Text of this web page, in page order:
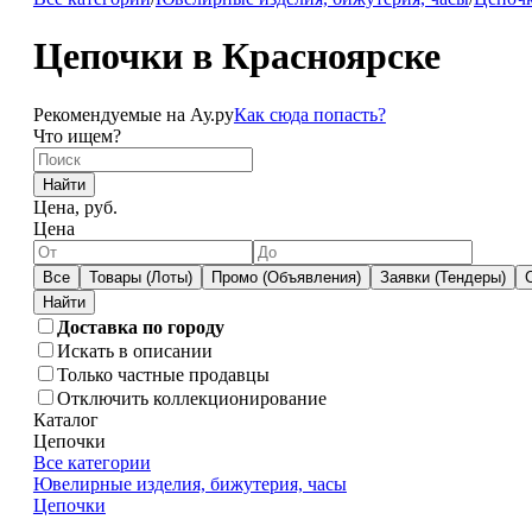
Цепочки в Красноярске
Рекомендуемые на Ау.руКак сюда попасть?
Что ищем?
Найти
Цена, руб.
Цена
Все Товары (Лоты) Промо (Объявления) Заявки (Тендеры)
Доставка по городу
Искать в описании
Только частные продавцы
Отключить коллекционирование
Каталог
Цепочки
Все категории
Ювелирные изделия, бижутерия, часы
Цепочки